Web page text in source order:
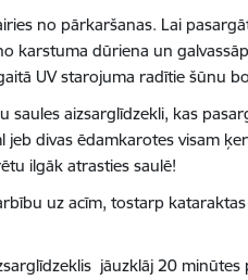
no pārkaršanas. Lai
karstuma dūriena un
UV starojuma radītie šūnu
saules aizsarglīdzekli, kas
divas ēdamkarotes visam
ilgāk atrasties saulē!
uz acīm, tostarp
jāuzklāj 20